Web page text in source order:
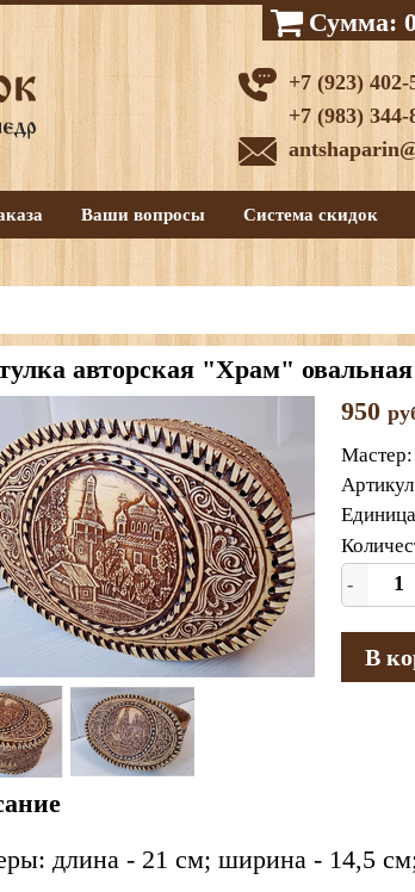
Сумма:
Ваши вопросы Система скидок
+7 (923)
+7 (983)
авторская "Храм" овальная
950
Мастер:
Артикул
Единица
-
В
длина - 21 см; ширина - 14,5